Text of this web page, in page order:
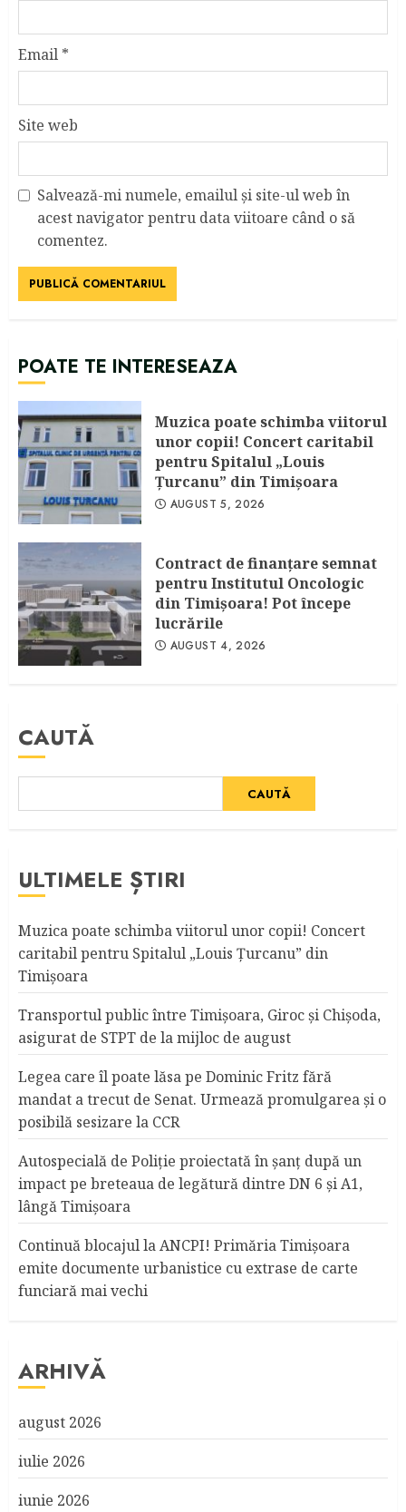
Email *
Site web
Salvează-mi numele, emailul și site-ul web în
acest navigator pentru data viitoare când o să
comentez.
POATE TE INTERESEAZA
Muzica poate schimba viitorul
unor copii! Concert caritabil
pentru Spitalul „Louis
Ţurcanu” din Timişoara
AUGUST 5, 2026
Contract de finanţare semnat
pentru Institutul Oncologic
din Timişoara! Pot începe
lucrările
AUGUST 4, 2026
CAUTĂ
CAUTĂ
ULTIMELE ȘTIRI
Muzica poate schimba viitorul unor copii! Concert
caritabil pentru Spitalul „Louis Ţurcanu” din
Timişoara
Transportul public între Timişoara, Giroc şi Chişoda,
asigurat de STPT de la mijloc de august
Legea care îl poate lăsa pe Dominic Fritz fără
mandat a trecut de Senat. Urmează promulgarea și o
posibilă sesizare la CCR
Autospecială de Poliție proiectată în șanț după un
impact pe breteaua de legătură dintre DN 6 și A1,
lângă Timișoara
Continuă blocajul la ANCPI! Primăria Timişoara
emite documente urbanistice cu extrase de carte
funciară mai vechi
ARHIVĂ
august 2026
iulie 2026
iunie 2026